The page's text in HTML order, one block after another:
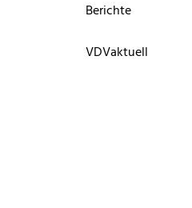
Berichte
VDVaktuell